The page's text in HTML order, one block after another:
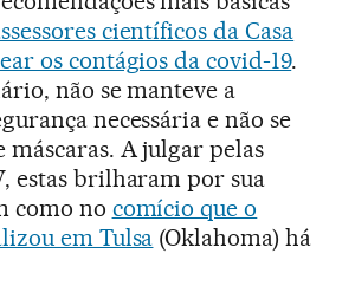
científicos da Casa
os contágios da covid-19.
não se manteve a
necessária e não se
máscaras. A julgar pelas
estas brilharam por sua
como no comício que o
em Tulsa (Oklahoma) há